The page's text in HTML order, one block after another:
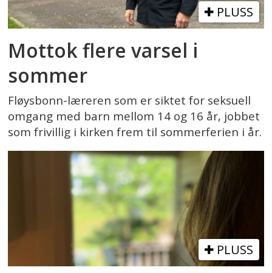
PLUSS
Mottok flere varsel i
sommer
Fløysbonn-læreren som er siktet for seksuell
omgang med barn mellom 14 og 16 år, jobbet
som frivillig i kirken frem til sommerferien i år.
PLUSS